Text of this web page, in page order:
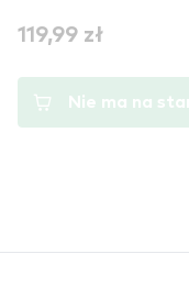
119,99 zł
Nie ma na